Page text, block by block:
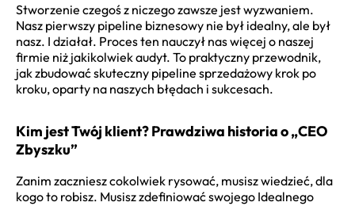
Stworzenie czegoś z niczego zawsze jest wyzwaniem.
Nasz pierwszy pipeline biznesowy nie był idealny, ale był
nasz. I działał. Proces ten nauczył nas więcej o naszej
firmie niż jakikolwiek audyt. To praktyczny przewodnik,
jak zbudować skuteczny pipeline sprzedażowy krok po
kroku, oparty na naszych błędach i sukcesach.
Kim jest Twój klient? Prawdziwa historia o „CEO
Zbyszku”
Zanim zaczniesz cokolwiek rysować, musisz wiedzieć, dla
kogo to robisz. Musisz zdefiniować swojego Idealnego